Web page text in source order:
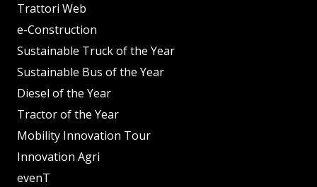
Trattori Web
e-Construction
Sustainable Truck of the Year
Sustainable Bus of the Year
Diesel of the Year
Tractor of the Year
Mobility Innovation Tour
Innovation Agri
evenT